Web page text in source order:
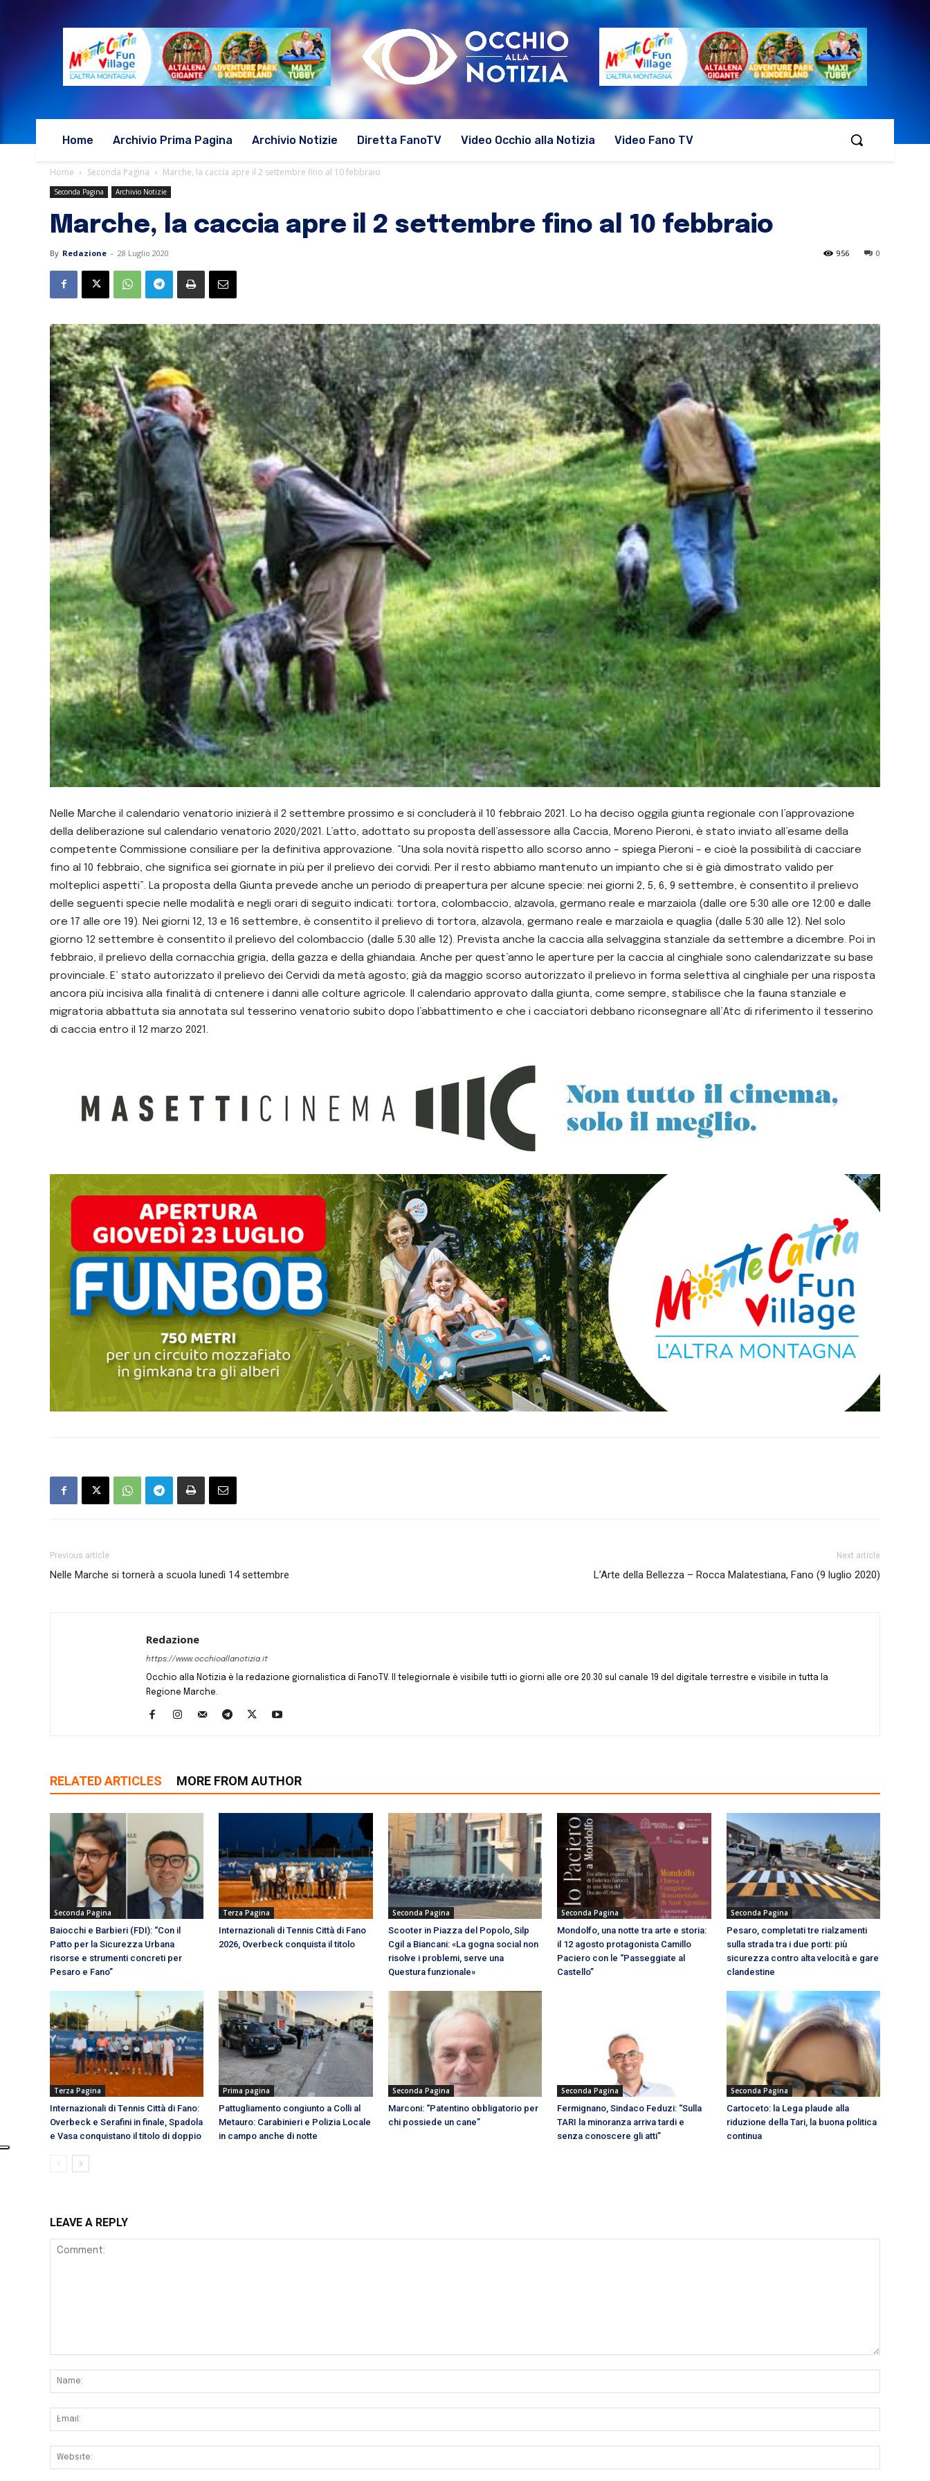
Home Archivio Prima Pagina Archivio Notizie Diretta FanoTV Video Occhio alla Notizia Video Fano TV
Home Seconda Pagina Marche, la caccia apre il 2 settembre fino al 10 febbraio
Seconda Pagina Archivio Notizie
Marche, la caccia apre il 2 settembre fino al 10 febbraio
By Redazione - 28 Luglio 2020 0
956
Nelle Marche il calendario venatorio inizierà il 2 settembre prossimo e si concluderà il 10 febbraio 2021. Lo ha deciso oggila giunta regionale con l’approvazione
della deliberazione sul calendario venatorio 2020/2021. L’atto, adottato su proposta dell’assessore alla Caccia, Moreno Pieroni, è stato inviato all’esame della
competente Commissione consiliare per la definitiva approvazione. “Una sola novità rispetto allo scorso anno – spiega Pieroni – e cioè la possibilità di cacciare
fino al 10 febbraio, che significa sei giornate in più per il prelievo dei corvidi. Per il resto abbiamo mantenuto un impianto che si è già dimostrato valido per
molteplici aspetti”. La proposta della Giunta prevede anche un periodo di preapertura per alcune specie: nei giorni 2, 5, 6, 9 settembre, è consentito il prelievo
delle seguenti specie nelle modalità e negli orari di seguito indicati: tortora, colombaccio, alzavola, germano reale e marzaiola (dalle ore 5:30 alle ore 12:00 e dalle
ore 17 alle ore 19). Nei giorni 12, 13 e 16 settembre, è consentito il prelievo di tortora, alzavola, germano reale e marzaiola e quaglia (dalle 5:30 alle 12). Nel solo
giorno 12 settembre è consentito il prelievo del colombaccio (dalle 5.30 alle 12). Prevista anche la caccia alla selvaggina stanziale da settembre a dicembre. Poi in
febbraio, il prelievo della cornacchia grigia, della gazza e della ghiandaia. Anche per quest’anno le aperture per la caccia al cinghiale sono calendarizzate su base
provinciale. E’ stato autorizzato il prelievo dei Cervidi da metà agosto; già da maggio scorso autorizzato il prelievo in forma selettiva al cinghiale per una risposta
ancora più incisiva alla finalità di cntenere i danni alle colture agricole. Il calendario approvato dalla giunta, come sempre, stabilisce che la fauna stanziale e
migratoria abbattuta sia annotata sul tesserino venatorio subito dopo l’abbattimento e che i cacciatori debbano riconsegnare all’Atc di riferimento il tesserino
di caccia entro il 12 marzo 2021.
Previous article
Nelle Marche si tornerà a scuola lunedì 14 settembre
Next article
L’Arte della Bellezza – Rocca Malatestiana, Fano (9 luglio 2020)
Redazione
https://www.occhioallanotizia.it
Occhio alla Notizia è la redazione giornalistica di FanoTV. Il telegiornale è visibile tutti io giorni alle ore 20.30 sul canale 19 del digitale terrestre e visibile in tutta la
Regione Marche.
RELATED ARTICLES MORE FROM AUTHOR
Seconda Pagina
Baiocchi e Barbieri (FDI): “Con il
Patto per la Sicurezza Urbana
risorse e strumenti concreti per
Pesaro e Fano”
Terza Pagina
Internazionali di Tennis Città di Fano
2026, Overbeck conquista il titolo
Seconda Pagina
Scooter in Piazza del Popolo, Silp
Cgil a Biancani: «La gogna social non
risolve i problemi, serve una
Questura funzionale»
Seconda Pagina
Mondolfo, una notte tra arte e storia:
il 12 agosto protagonista Camillo
Paciero con le “Passeggiate al
Castello”
Seconda Pagina
Pesaro, completati tre rialzamenti
sulla strada tra i due porti: più
sicurezza contro alta velocità e gare
clandestine
Terza Pagina
Internazionali di Tennis Città di Fano:
Overbeck e Serafini in finale, Spadola
e Vasa conquistano il titolo di doppio
Prima pagina
Pattugliamento congiunto a Colli al
Metauro: Carabinieri e Polizia Locale
in campo anche di notte
Seconda Pagina
Marconi: “Patentino obbligatorio per
chi possiede un cane”
Seconda Pagina
Fermignano, Sindaco Feduzi: “Sulla
TARI la minoranza arriva tardi e
senza conoscere gli atti”
Seconda Pagina
Cartoceto: la Lega plaude alla
riduzione della Tari, la buona politica
continua
LEAVE A REPLY